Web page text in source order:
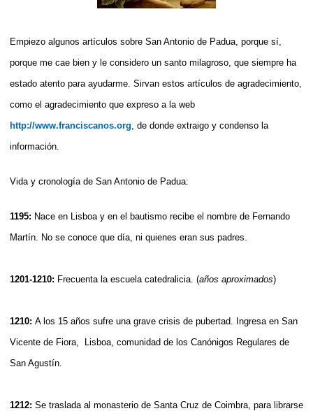
Empiezo algunos artículos sobre San Antonio de Padua, porque sí,
porque me cae bien y le considero un santo milagroso, que siempre ha
estado atento para ayudarme. Sirvan estos artículos de agradecimiento,
como el agradecimiento que expreso a la web
http://www.franciscanos.org , de donde extraigo y condenso la
información.
Vida y cronología de San Antonio de Padua:
1195: Nace en Lisboa y en el bautismo recibe el nombre de Fernando
Martín. No se conoce que día, ni quienes eran sus padres.
1201-1210: Frecuenta la escuela catedralicia. (años aproximados)
1210: A los 15 años sufre una grave crisis de pubertad. Ingresa en San
Vicente de Fiora, Lisboa, comunidad de los Canónigos Regulares de
San Agustín.
1212: Se traslada al monasterio de Santa Cruz de Coimbra, para librarse